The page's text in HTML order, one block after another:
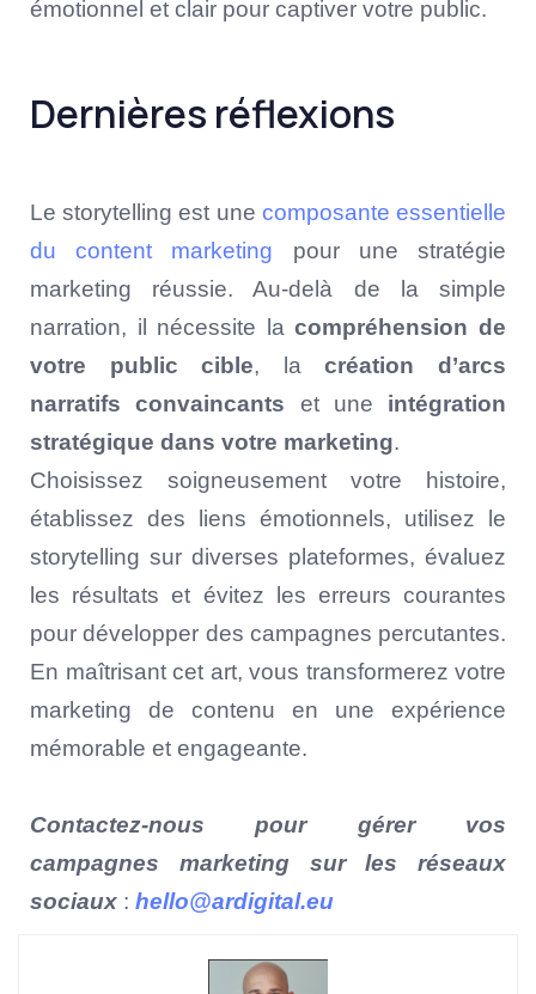
émotionnel et clair pour captiver votre public.
Dernières réflexions
Le storytelling est une composante essentielle
du content marketing pour une stratégie
marketing réussie. Au-delà de la simple
narration, il nécessite lacompréhension de
votre public cible, lacréation d’arcs
narratifs convaincants et une intégration
stratégique dans votre marketing.
Choisissez soigneusement votre histoire,
établissez des liens émotionnels, utilisez le
storytelling sur diverses plateformes, évaluez
les résultats et évitez les erreurs courantes
pour développer des campagnes percutantes.
En maîtrisant cet art, vous transformerez votre
marketing de contenu en une expérience
mémorable et engageante.
Contactez-nous pour gérer vos
campagnes marketing sur les réseaux
sociaux : hello@ardigital.eu